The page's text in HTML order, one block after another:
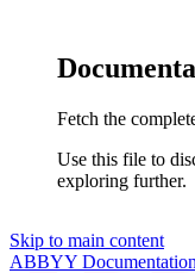
Fetch the
Use this file to
exploring further.
Skip to main content
ABBYY Documentation